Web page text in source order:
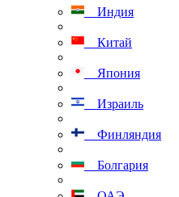
Индия
Китай
Япония
Израиль
Финляндия
Болгария